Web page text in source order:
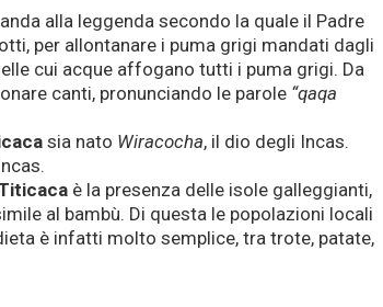
alla leggenda secondo la quale il Padre
per allontanare i puma grigi mandati dagli
cui acque affogano tutti i puma grigi. Da
canti, pronunciando le parole “qaqa
sia nato Wiracocha, il dio degli Incas.
è la presenza delle isole galleggianti,
al bambù. Di questa le popolazioni locali
è infatti molto semplice, tra trote, patate,